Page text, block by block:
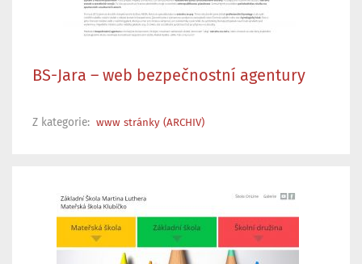
BS-Jara – web bezpečnostní agentury
Z kategorie: www stránky (ARCHIV)